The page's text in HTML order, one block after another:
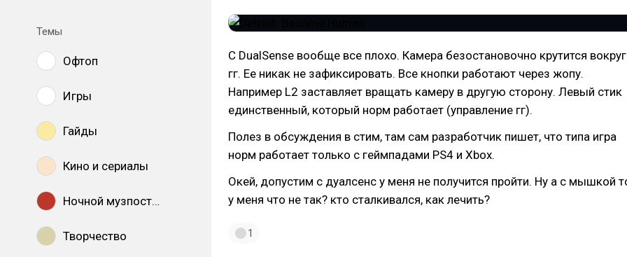
Темы
Офтоп
Игры
Гайды
Кино и сериалы
Ночной музпостинг
Творчество
С DualSense вообще все плохо. Камера безостановочно крутится вокруг
гг. Ее никак не зафиксировать. Все кнопки работают через жопу.
Например L2 заставляет вращать камеру в другую сторону. Левый стик
единственный, который норм работает (управление гг).
Полез в обсуждения в стим, там сам разработчик пишет, что типа игра
норм работает только с геймпадами PS4 и Xbox.
Окей, допустим с дуалсенс у меня не получится пройти. Ну а с мышкой
у меня что не так? кто сталкивался, как лечить?
1